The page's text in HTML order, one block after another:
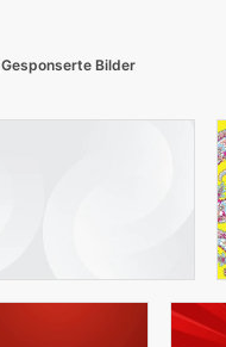
Gesponserte Bilder